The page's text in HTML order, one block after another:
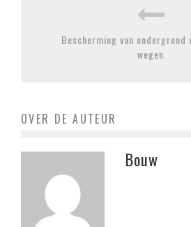
Bescherming van
wegen
OVER DE AUTEUR
Bouw